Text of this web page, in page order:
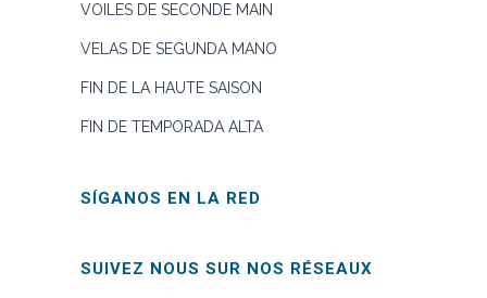
VOILES DE SECONDE MAIN
VELAS DE SEGUNDA MANO
FIN DE LA HAUTE SAISON
FIN DE TEMPORADA ALTA
SÍGANOS EN LA RED
SUIVEZ NOUS SUR NOS RÉSEAUX